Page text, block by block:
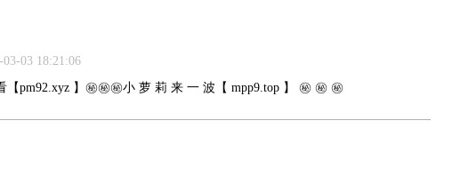
18:21:06
pm92.xyz 】㊙️㊙️㊙️小 萝 莉 来 一 波【 mpp9.top 】 ㊙️ ㊙️ ㊙️